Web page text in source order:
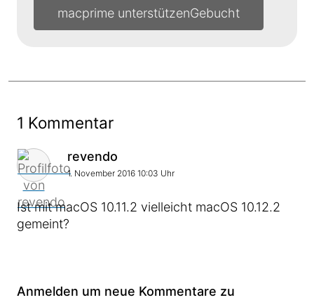
macprime unterstützen
1 Kommentar
Kommentar von
revendo
1. November 2016 10:03 Uhr
Ist mit macOS 10.11.2 vielleicht macOS 10.12.2
gemeint?
Anmelden um neue Kommentare zu